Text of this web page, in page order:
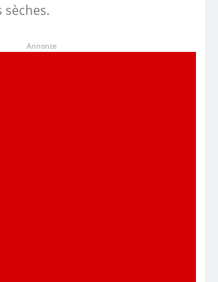
Annonce